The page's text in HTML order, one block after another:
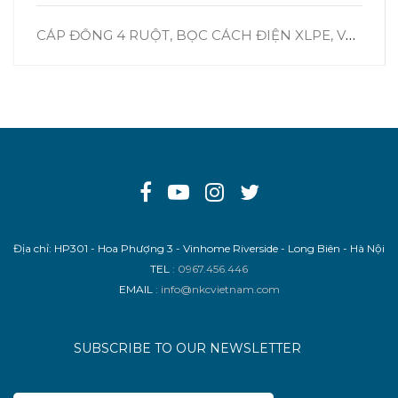
CÁP ĐỒNG 4 RUỘT, BỌC CÁCH ĐIỆN XLPE, VỎ BỌC PVC – CXV 3X+1X
Địa chỉ: HP301 - Hoa Phượng 3 - Vinhome Riverside - Long Biên - Hà Nội
TEL : 0967.456.446
EMAIL : info@nkcvietnam.com
SUBSCRIBE TO OUR NEWSLETTER